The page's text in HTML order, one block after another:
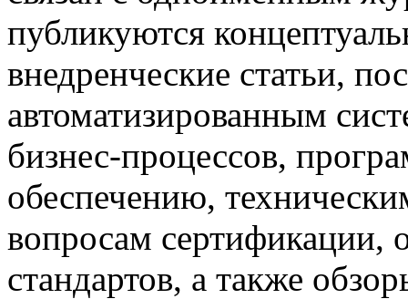
публикуются
внедренческие статьи,
автоматизированным
бизнес-процессов,
обеспечению,
вопросам
стандартов, а также